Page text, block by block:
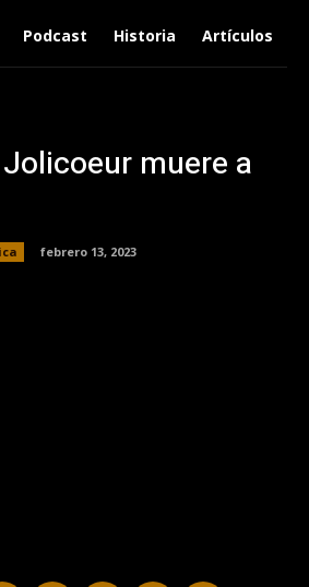
Podcast Historia Artículos
muere a
febrero 13, 2023